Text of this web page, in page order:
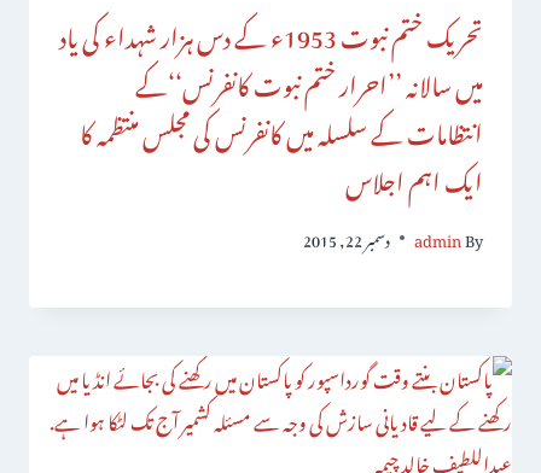
تحریک ختم نبوت 1953ء کے دس ہزار شہداء کی یاد
میں سالانہ ’’احرار ختم نبوت کانفرنس‘‘کے
انتظامات کے سلسلہ میں کانفرنس کی مجلس منتظمہ کا
ایک اہم اجلاس
By
admin دسمبر 22, 2015